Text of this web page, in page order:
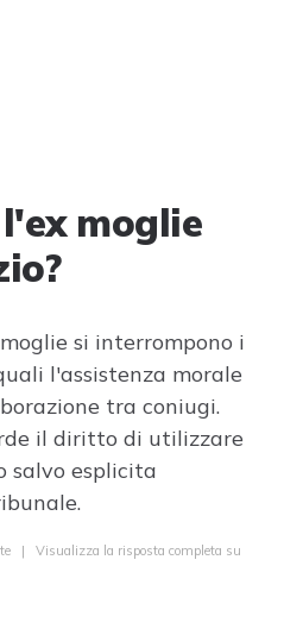
moglie
si interrompono i
l'assistenza morale
tra coniugi.
il diritto di utilizzare
salvo esplicita
| Visualizza la risposta completa su